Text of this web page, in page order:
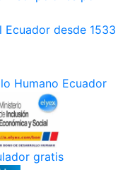
Ecuador desde 1533
Humano Ecuador
gratis